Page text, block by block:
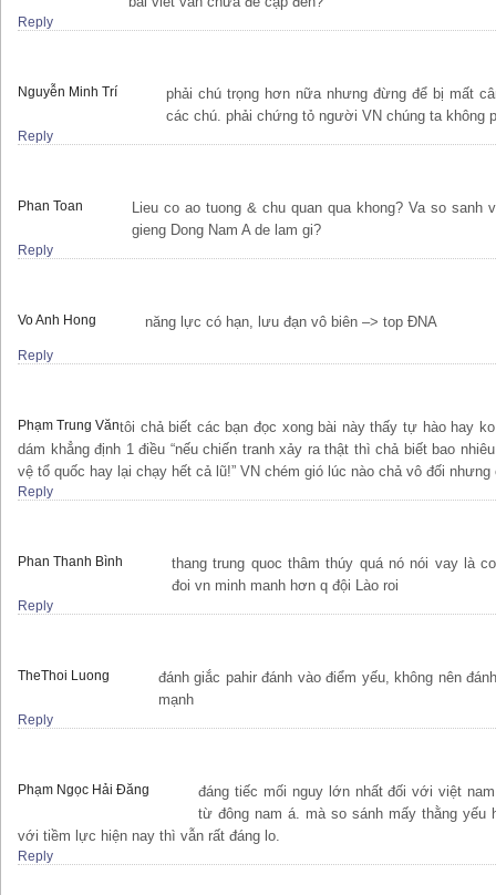
Reply
Nguyễn Minh Trí
phải chú trọng hơn nữa nhưng đừng để bị mất
các chú. phải chứng tỏ người VN chúng ta không
Reply
Phan Toan
Lieu co ao tuong & chu quan qua khong? Va so sanh
gieng Dong Nam A de lam gi?
Reply
Vo Anh Hong năng lực có hạn, lưu đạn vô biên –> top ĐNA
Reply
Phạm Trung Văntôi chả biết các bạn đọc xong bài này thấy tự hào hay
dám khẳng định 1 điều “nếu chiến tranh xảy ra thật thì chả biết bao
vệ tổ quốc hay lại chạy hết cả lũ!” VN chém gió lúc nào chả vô đối
Reply
Phan Thanh Bình
thang trung quoc thâm thúy quá nó nói vay là
đoi vn minh manh hơn q đội Lào roi
Reply
TheThoi Luong
đánh giắc pahir đánh vào điểm yếu, không nên
mạnh
Reply
Phạm Ngọc Hải Đăng
đáng tiếc mối nguy lớn nhất đối với việt
từ đông nam á. mà so sánh mấy thằng
với tiềm lực hiện nay thì vẫn rất đáng lo.
Reply